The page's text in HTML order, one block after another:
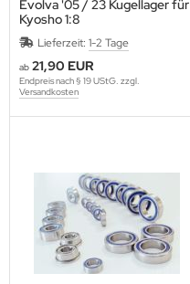
Evolva '05 / 23 Kugellager für
Kyosho 1:8
Lieferzeit: 1-2 Tage
ab 21,90 EUR
Endpreis nach § 19 UStG. zzgl.
Versandkosten